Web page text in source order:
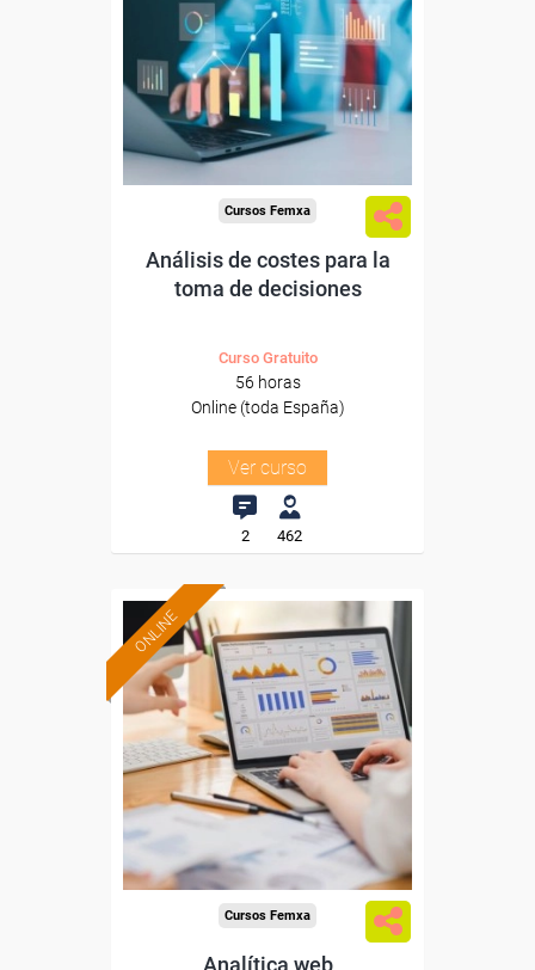
Para desempleados,
trabajadores y autónomos.
Sector
-Administración.
Cursos Femxa
Análisis de costes para la
toma de decisiones
Curso Gratuito
56 horas
Online (toda España)
Ver curso
2 462
ONLINE
Formación 100%
subvencionada.
Para desempleados,
trabajadores y autónomos.
Sector
-Información, Comunicación
y Artes Gráficas.
Cursos Femxa
Analítica web